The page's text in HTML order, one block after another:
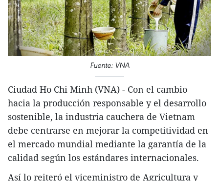
Fuente: VNA
Ciudad Ho Chi Minh (VNA) - Con el cambio
hacia la producción responsable y el desarrollo
sostenible, la industria cauchera de Vietnam
debe centrarse en mejorar la competitividad en
el mercado mundial mediante la garantía de la
calidad según los estándares internacionales.
Así lo reiteró el viceministro de Agricultura y